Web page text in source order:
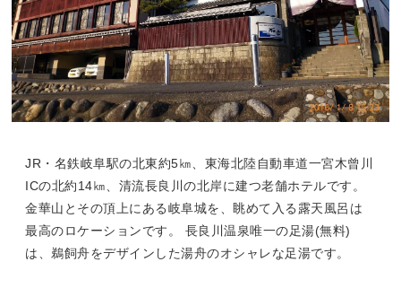
JR・名鉄岐阜駅の北東約5㎞、東海北陸自動車道一宮木曾川
ICの北約14㎞、清流長良川の北岸に建つ老舗ホテルです。
金華山とその頂上にある岐阜城を、眺めて入る露天風呂は
最高のロケーションです。 長良川温泉唯一の足湯(無料)
は、鵜飼舟をデザインした湯舟のオシャレな足湯です。